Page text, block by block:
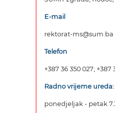
E-mail
rektorat-ms@sum.ba
Telefon
+387 36 350 027; +387
Radno vrijeme ureda:
ponedjeljak - petak